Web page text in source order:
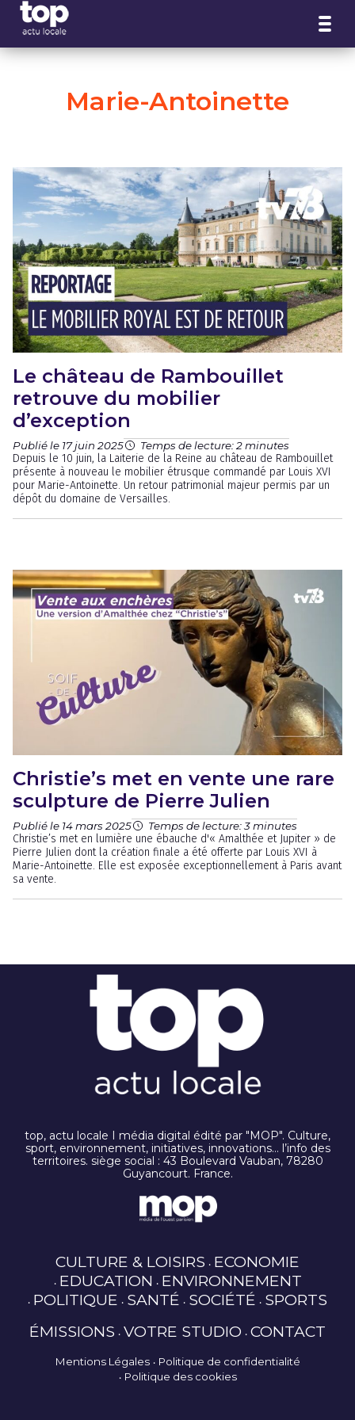
Marie-Antoinette
Le château de Rambouillet
retrouve du mobilier
d’exception
Publié le 17 juin 2025 Temps de lecture: 2 minutes
Depuis le 10 juin, la Laiterie de la Reine au château de Rambouillet
présente à nouveau le mobilier étrusque commandé par Louis XVI
pour Marie-Antoinette. Un retour patrimonial majeur permis par un
dépôt du domaine de Versailles.
Christie’s met en vente une rare
sculpture de Pierre Julien
Publié le 14 mars 2025 Temps de lecture: 3 minutes
Christie’s met en lumière une ébauche d'« Amalthée et Jupiter » de
Pierre Julien dont la création finale a été offerte par Louis XVI à
Marie-Antoinette. Elle est exposée exceptionnellement à Paris avant
sa vente.
top, actu locale I média digital édité par "MOP". Culture,
sport, environnement, initiatives, innovations… l’info des
territoires. siège social : 43 Boulevard Vauban, 78280
Guyancourt. France.
CULTURE & LOISIRS ECONOMIE
EDUCATION ENVIRONNEMENT
POLITIQUE SANTÉ SOCIÉTÉ SPORTS
ÉMISSIONS VOTRE STUDIO CONTACT
Mentions Légales
Politique de confidentialité
Politique des cookies
Panneau de gestion des cookies